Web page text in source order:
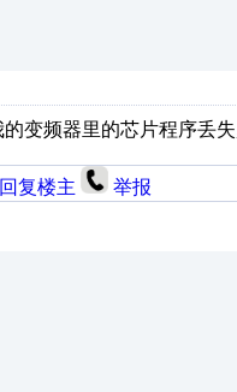
变频器里的芯片程序丢
回复楼主 举报